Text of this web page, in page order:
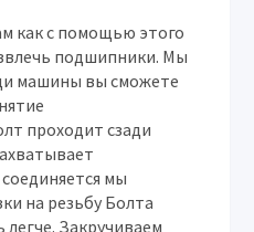
как с помощью этого
подшипники. Мы
машины вы сможете
проходит сзади
мы
на резьбу Болта
легче. Закручиваем